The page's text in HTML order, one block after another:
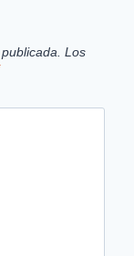
Los